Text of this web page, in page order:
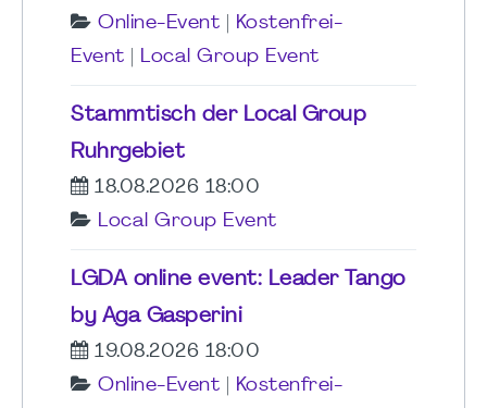
Online-Event
Kostenfrei-
Event
Local Group Event
Stammtisch der Local Group
Ruhrgebiet
18.08.2026 18:00
Local Group Event
LGDA online event: Leader Tango
by Aga Gasperini
19.08.2026 18:00
Online-Event
Kostenfrei-